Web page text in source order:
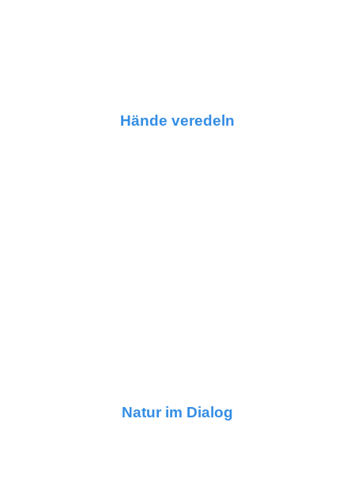
Hände veredeln
Natur im Dialog